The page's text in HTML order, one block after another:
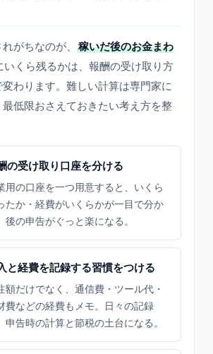
がちなのが、
稼いだ後のお金まわ
いくら残るかは、報酬の受け取り方
わります。難しい計算は専門家に
低限おさえておきたい考え方を整
の受け取り口座を分ける
用の口座を一つ用意すると、いくら
たか・経費がいくらかが一目で分か
後の申告がぐっと楽になる。
と経費を記録する習慣をつける
額だけでなく、通信費・ツール代・
費などの経費もメモ。日々の記録
申告時の計算と節税の土台になる。